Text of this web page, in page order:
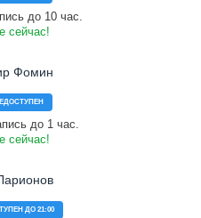
до 10 час.
сейчас!
Фомин
до 1 час.
сейчас!
ДО 21:00